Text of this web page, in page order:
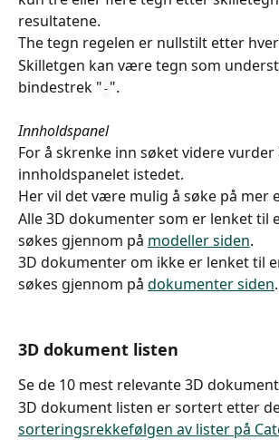
resultatene.
The tegn regelen er nullstilt etter
Skilletgen kan være tegn som
bindestrek " - ".
Innholdspanel
For å skrenke inn søket videre vurder
innholdspanelet istedet.
Her vil det være mulig å søke på mer
Alle 3D dokumenter som er lenket til
søkes gjennom på modeller siden.
3D dokumenter om ikke er lenket til
søkes gjennom på dokumenter siden.
3D dokument listen
Se de 10 mest relevante 3D
3D dokument listen er sortert etter
sorteringsrekkefølgen av lister på